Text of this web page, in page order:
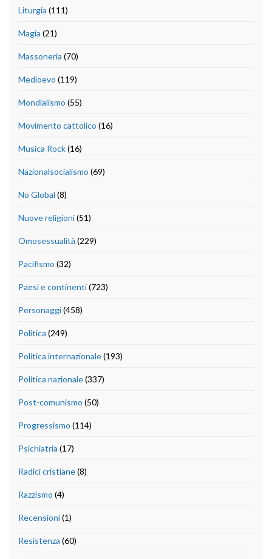
Liturgia (111)
Magia (21)
Massoneria (70)
Medioevo (119)
Mondialismo (55)
Movimento cattolico (16)
Musica Rock(16)
Nazionalsocialismo (69)
No Global (8)
Nuove religioni(51)
Omosessualità (229)
Pacifismo (32)
Paesi e continenti(723)
Personaggi(458)
Politica (249)
Politica internazionale(193)
Politica nazionale(337)
Post-comunismo (50)
Progressismo (114)
Psichiatria (17)
Radici cristiane(8)
Razzismo (4)
Recensioni(1)
Resistenza (60)